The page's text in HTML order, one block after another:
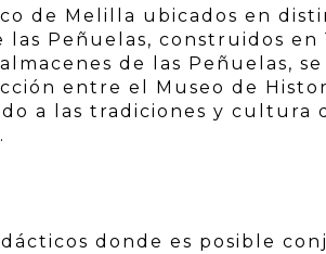
de Melilla ubicados en
Peñuelas, construidos en
de las Peñuelas,
entre el Museo de
a las tradiciones y cultura
donde es posible